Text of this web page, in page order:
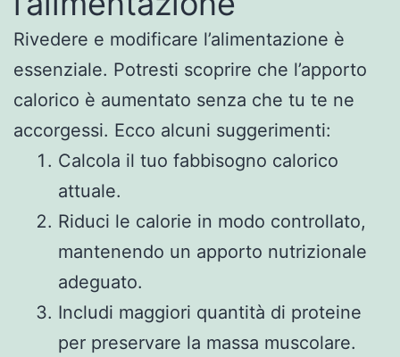
Rivedere e modificare l’alimentazione è
essenziale. Potresti scoprire che l’apporto
calorico è aumentato senza che tu te ne
accorgessi. Ecco alcuni suggerimenti:
Calcola il tuo fabbisogno calorico
attuale.
Riduci le calorie in modo controllato,
mantenendo un apporto nutrizionale
adeguato.
Includi maggiori quantità di proteine
per preservare la massa muscolare.